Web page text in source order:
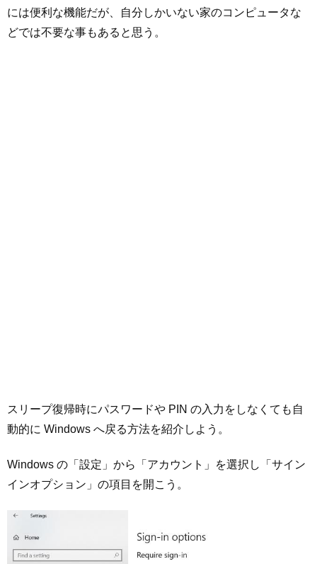
には便利な機能だが、自分しかいない家のコンピュータな
どでは不要な事もあると思う。
スリープ復帰時にパスワードや PIN の入力をしなくても自
動的に Windows へ戻る方法を紹介しよう。
Windows の「設定」から「アカウント」を選択し「サイン
インオプション」の項目を開こう。